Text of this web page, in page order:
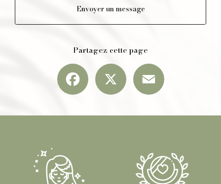
Envoyer un message
Partagez cette page
Facebook